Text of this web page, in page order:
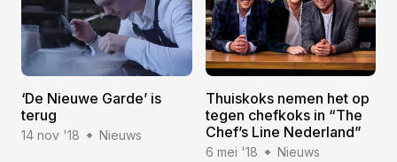
‘De Nieuwe Garde’ is
terug
14 nov '18 Nieuws
Thuiskoks nemen het op
tegen chefkoks in “The
Chef’s Line Nederland”
6 mei '18 Nieuws